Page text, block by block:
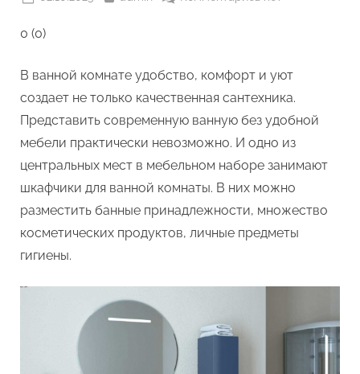
ванной:
и
характеристики
0 (0)
В ванной комнате удобство, комфорт и уют
создает не только качественная сантехника.
Представить современную ванную без удобной
мебели практически невозможно. И одно из
центральных мест в мебельном наборе занимают
шкафчики для ванной комнаты. В них можно
разместить банные принадлежности, множество
косметических продуктов, личные предметы
гигиены.